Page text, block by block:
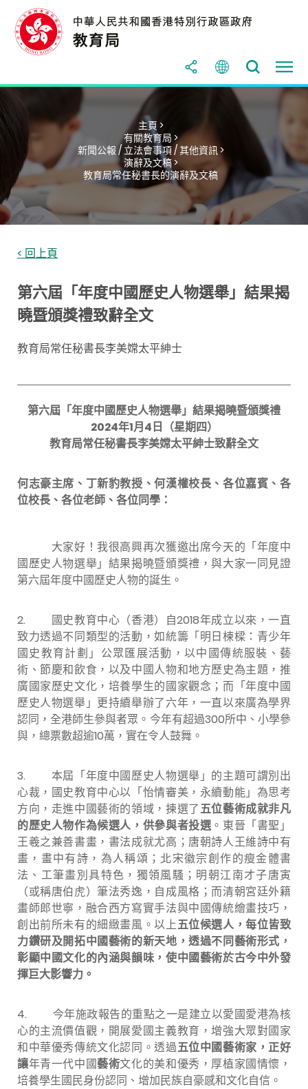
主頁 >
有關教育局 >
新聞公報 / 立法會事項 / 其他資訊 >
演辭及文稿 >
教育局常任秘書長的演辭及文稿
< 回上頁
第六屆「年度中國歷史人物選舉」結果揭
曉暨頒獎禮致辭全文
教育局常任秘書長李美嫦太平紳士
第六屆「年度中國歷史人物選舉」結果揭曉暨頒獎禮
2024年1月4日（星期四）
教育局常任秘書長李美嫦太平紳士致辭全文
何志豪主席、丁新豹教授、何漢權校長、各位嘉賓、各
位校長、各位老師、各位同學：
大家好！我很高興再次獲邀出席今天的「年度中
國歷史人物選舉」結果揭曉暨頒獎禮，與大家一同見證
第六屆年度中國歷史人物的誕生。
2. 國史教育中心（香港）自2018年成立以來，一直
致力透過不同類型的活動，如統籌「明日楝樑：青少年
國史教育計劃」公眾匯展活動，以中國傳統服裝、藝
術、節慶和飲食，以及中國人物和地方歷史為主題，推
廣國家歷史文化，培養學生的國家觀念；而「年度中國
歷史人物選舉」更持續舉辦了六年，一直以來廣為學界
認同，全港師生參與者眾。今年有超過300所中、小學參
與，總票數超逾10萬，實在令人鼓舞。
3. 本屆「年度中國歷史人物選舉」的主題可謂別出
心裁，國史教育中心以「怡情審美，永續動能」為思考
方向，走進中國藝術的領域，揀選了五位藝術成就非凡
的歷史人物作為候選人，供參與者投選。東晉「書聖」
王羲之兼善書畫，書法成就尤高；唐朝詩人王維詩中有
畫，畫中有詩，為人稱頌；北宋徽宗創作的瘦金體書
法、工筆畫別具特色，獨領風騷；明朝江南才子唐寅
（或稱唐伯虎）筆法秀逸，自成風格；而清朝宮廷外籍
畫師郎世寧，融合西方寫實手法與中國傳統繪畫技巧，
創出前所未有的細緻畫風。以上五位候選人，每位皆致
力鑽研及開拓中國藝術的新天地，透過不同藝術形式，
彰顯中國文化的內涵與韻味，使中國藝術於古今中外發
揮巨大影響力。
4. 今年施政報告的重點之一是建立以愛國愛港為核
心的主流價值觀，開展愛國主義教育，增強大眾對國家
和中華優秀傳統文化認同。透過五位中國藝術家，正好
讓年青一代中國藝術文化的美和優秀，厚植家國情懷，
培養學生國民身份認同、增加民族自豪感和文化自信。